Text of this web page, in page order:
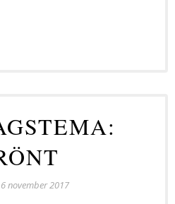
november 2017